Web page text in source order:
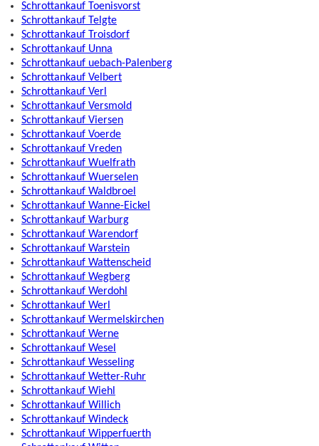
Schrottankauf Toenisvorst
Schrottankauf Telgte
Schrottankauf Troisdorf
Schrottankauf Unna
Schrottankauf uebach-Palenberg
Schrottankauf Velbert
Schrottankauf Verl
Schrottankauf Versmold
Schrottankauf Viersen
Schrottankauf Voerde
Schrottankauf Vreden
Schrottankauf Wuelfrath
Schrottankauf Wuerselen
Schrottankauf Waldbroel
Schrottankauf Wanne-Eickel
Schrottankauf Warburg
Schrottankauf Warendorf
Schrottankauf Warstein
Schrottankauf Wattenscheid
Schrottankauf Wegberg
Schrottankauf Werdohl
Schrottankauf Werl
Schrottankauf Wermelskirchen
Schrottankauf Werne
Schrottankauf Wesel
Schrottankauf Wesseling
Schrottankauf Wetter-Ruhr
Schrottankauf Wiehl
Schrottankauf Willich
Schrottankauf Windeck
Schrottankauf Wipperfuerth